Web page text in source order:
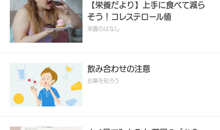
【栄養だより】上手に食べて減ら
そう！コレステロール値
栄養のはなし
飲み合わせの注意
お薬を知ろう